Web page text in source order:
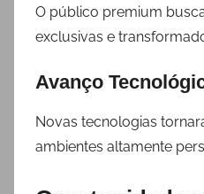
O público premium
exclusivas e
Avanço
Novas tecnologias
ambientes altamente